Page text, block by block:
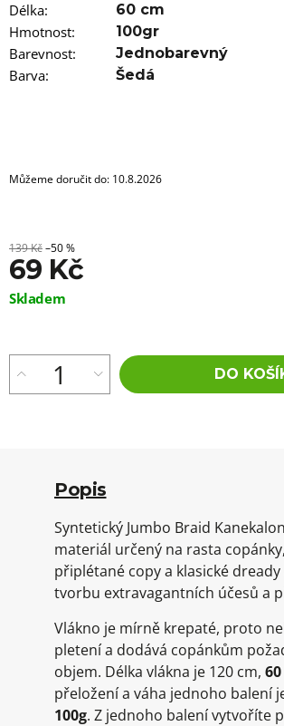
Délka: 60 cm
Hmotnost: 100gr
Barevnost: Jednobarevný
Barva: Šedá
Můžeme doručit do: 10.8.2026
139 Kč–50 %
69 Kč
Měrná
Skladem
DO
Popis
Syntetický Jumbo Braid
materiál určený na rasta copánky,
připlétané copy a klasické dready
tvorbu extravagantních účesů a
Vlákno je mírně krepaté, proto
pletení a dodává copánkům
objem. Délka vlákna je 120 cm,
přeložení a váha jednoho balení
100g. Z jednoho balení vytvoříte
100%
EZ
KANEKALON
FR8
89